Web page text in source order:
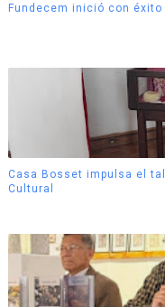
Fundecem inició con
Casa Bosset impulsa el
Cultural